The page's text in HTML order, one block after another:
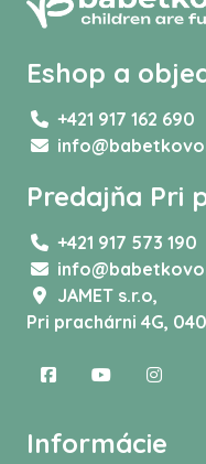
Eshop a
+421 917 162 690
Predajňa Pri
+421 917 573 190
JAMET s.r.o,
Pri prachárni 4G, 040
Informácie